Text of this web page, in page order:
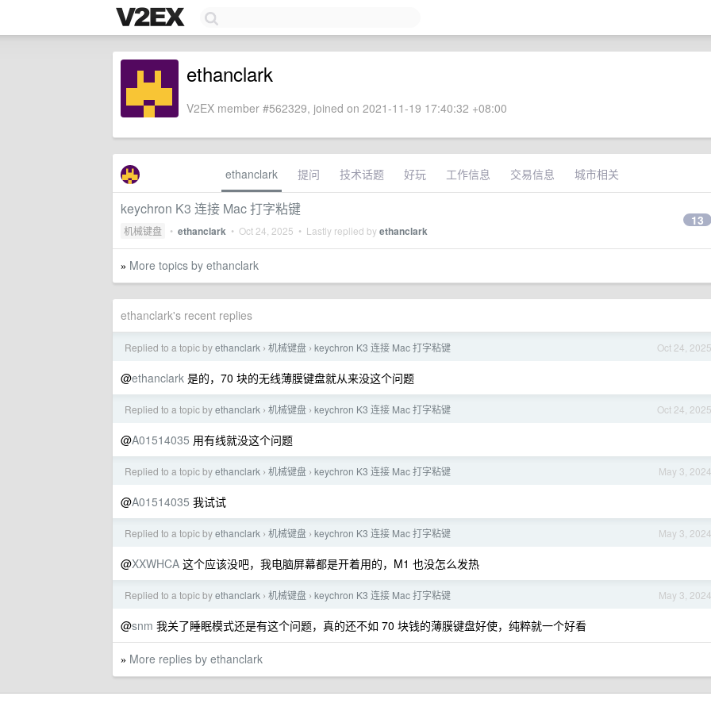
ethanclark
V2EX member #562329, joined on 2021-11-19 17:40:32 +08:00
ethanclark 提问 技术话题 好玩 工作信息 交易信息 城市相关
keychron K3 连接 Mac 打字粘键
机械键盘 • ethanclark • Oct 24, 2025 • Lastly replied byethanclark
13
» More topics by ethanclark
ethanclark's recent replies
Oct 24, 2025
Replied to a topic byethanclark › 机械键盘 › keychron K3 连接 Mac 打字粘键
@ethanclark 是的，70 块的无线薄膜键盘就从来没这个问题
Oct 24, 2025
Replied to a topic byethanclark › 机械键盘 › keychron K3 连接 Mac 打字粘键
@A01514035 用有线就没这个问题
May 3, 2024
Replied to a topic byethanclark › 机械键盘 › keychron K3 连接 Mac 打字粘键
@A01514035 我试试
May 3, 2024
Replied to a topic byethanclark › 机械键盘 › keychron K3 连接 Mac 打字粘键
@XXWHCA 这个应该没吧，我电脑屏幕都是开着用的，M1 也没怎么发热
May 3, 2024
Replied to a topic byethanclark › 机械键盘 › keychron K3 连接 Mac 打字粘键
@snm 我关了睡眠模式还是有这个问题，真的还不如 70 块钱的薄膜键盘好使，纯粹就一个好看
» More replies by ethanclark